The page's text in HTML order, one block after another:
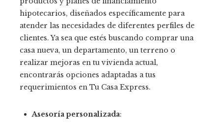
hipotecarios, diseñados específicamente para
atender las necesidades de diferentes perfiles de
clientes. Ya sea que estés buscando comprar una
casa nueva, un departamento, un terreno o
realizar mejoras en tu vivienda actual,
encontrarás opciones adaptadas a tus
requerimientos en Tu Casa Express.
Asesoría personalizada: